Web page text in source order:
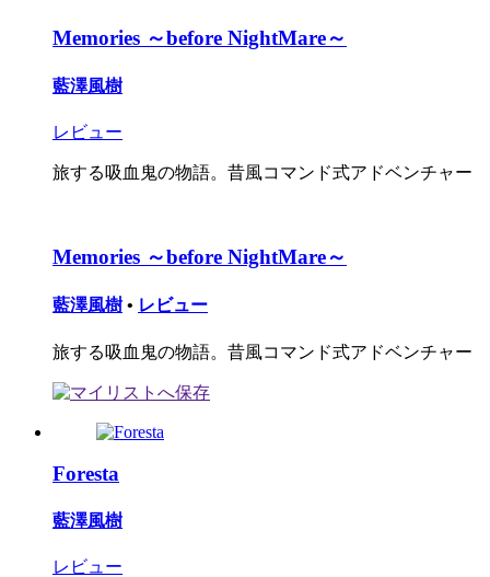
Memories ～before NightMare～
藍澤風樹
レビュー
旅する吸血鬼の物語。昔風コマンド式アドベンチャー
Memories ～before NightMare～
藍澤風樹 • レビュー
旅する吸血鬼の物語。昔風コマンド式アドベンチャー
Foresta
藍澤風樹
レビュー